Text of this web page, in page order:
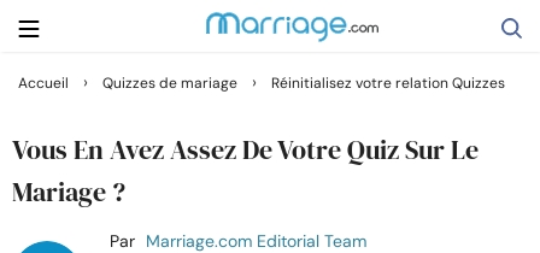
Se marier
Accueil › Quizzes de mariage › Réinitialisez votre relation Quizzes
Vous En Avez Assez De Votre Quiz Sur Le
Mariage ?
Par Marriage.com Editorial Team